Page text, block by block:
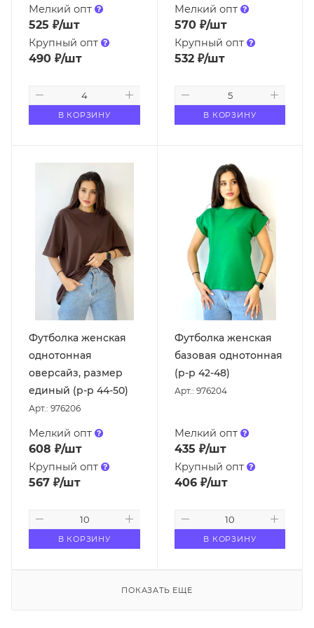
Мелкий опт
525 ₽/шт
Крупный опт
490 ₽/шт
В КОРЗИНУ
Мелкий опт
570₽/шт
Крупный опт
532₽/шт
В КОРЗИНУ
Футболка женская
однотонная
оверсайз, размер
единый (р-р 44-50)
Арт.: 976206
Мелкий опт
608 ₽/шт
Крупный опт
567 ₽/шт
В КОРЗИНУ
Футболка женская
базовая однотонная
(р-р 42-48)
Арт.: 976204
Мелкий опт
435 ₽/шт
Крупный опт
406₽/шт
В КОРЗИНУ
ПОКАЗАТЬ ЕЩЕ